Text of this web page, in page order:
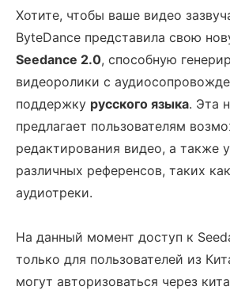
Хотите, чтобы ваше видео
ByteDance представила свою
Seedance 2.0, способную
видеоролики с
поддержку русского языка. Эта
предлагает пользователям
редактирования видео, а также
различных референсов, таких
аудиотреки.
На данный момент доступ к
только для пользователей из
могут авторизоваться через